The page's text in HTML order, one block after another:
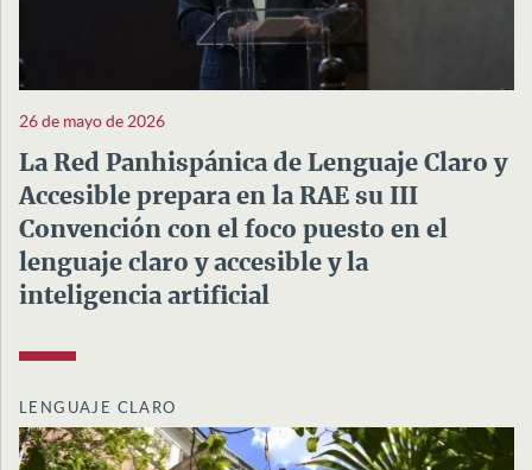
26 de mayo de 2026
La Red Panhispánica de Lenguaje Claro y
Accesible prepara en la RAE su III
Convención con el foco puesto en el
lenguaje claro y accesible y la
inteligencia artificial
LENGUAJE CLARO